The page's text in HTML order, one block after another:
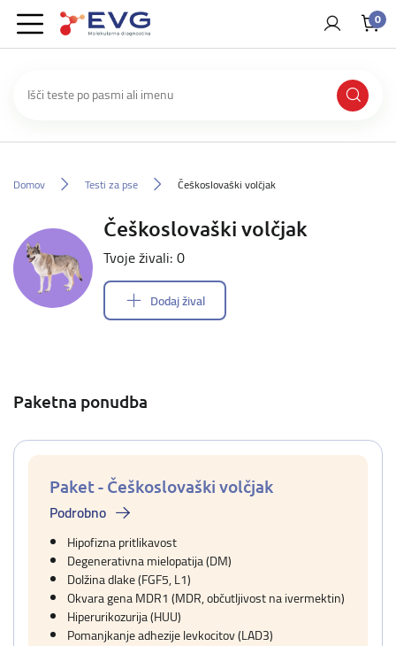
0
Domov Testi za pse Češkoslovaški volčjak
Češkoslovaški volčjak
Tvoje živali: 0
Dodaj žival
Paketna ponudba
Paket - Češkoslovaški volčjak
Podrobno
Hipofizna pritlikavost
Degenerativna mielopatija (DM)
Dolžina dlake (FGF5, L1)
Okvara gena MDR1 (MDR, občutljivost na ivermektin)
Hiperurikozurija (HUU)
Pomanjkanje adhezije levkocitov (LAD3)